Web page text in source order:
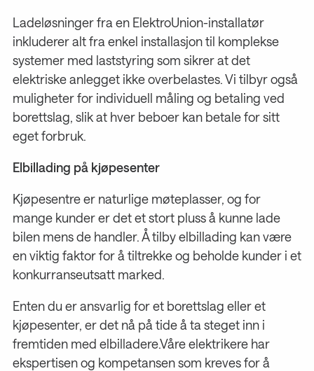
Ladeløsninger fra en ElektroUnion-installatør
inkluderer alt fra enkel installasjon til komplekse
systemer med laststyring som sikrer at det
elektriske anlegget ikke overbelastes. Vi tilbyr også
muligheter for individuell måling og betaling ved
borettslag, slik at hver beboer kan betale for sitt
eget forbruk.
Elbillading på kjøpesenter
Kjøpesentre er naturlige møteplasser, og for
mange kunder er det et stort pluss å kunne lade
bilen mens de handler. Å tilby elbillading kan være
en viktig faktor for å tiltrekke og beholde kunder i et
konkurranseutsatt marked.
Enten du er ansvarlig for et borettslag eller et
kjøpesenter, er det nå på tide å ta steget inn i
fremtiden med elbilladere.Våre elektrikere har
ekspertisen og kompetansen som kreves for å